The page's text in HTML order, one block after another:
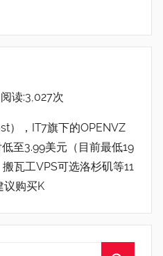
阅读:3,027次
），IT7旗下的OPENVZ
至3.99美元（目前最低19
瓦工VPS可选洛杉矶等11
议购买K